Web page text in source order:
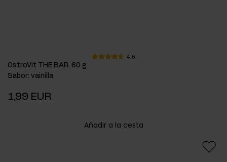
4.6
OstroVit THE BAR. 60 g
Sabor: vainilla
1,99 EUR
Añadir a la cesta